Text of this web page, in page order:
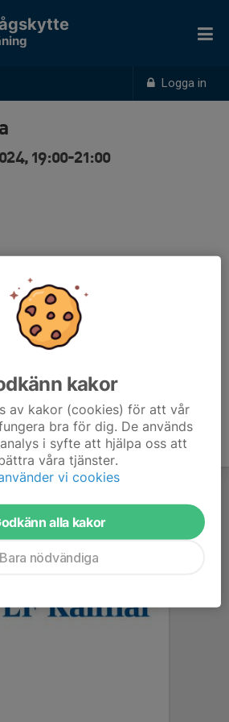
Logga in
19:00-21:00
kakor
av kakor (cookies) för att vår
bra för dig. De används
i syfte att hjälpa oss att
våra tjänster.
vi cookies
alla kakor
Bara nödvändiga